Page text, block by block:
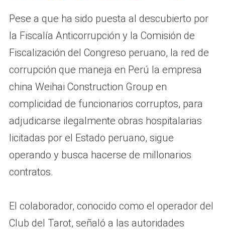
Pese a que ha sido puesta al descubierto por
la Fiscalía Anticorrupción y la Comisión de
Fiscalización del Congreso peruano, la red de
corrupción que maneja en Perú la empresa
china Weihai Construction Group en
complicidad de funcionarios corruptos, para
adjudicarse ilegalmente obras hospitalarias
licitadas por el Estado peruano, sigue
operando y busca hacerse de millonarios
contratos.
El colaborador, conocido como el operador del
Club del Tarot, señaló a las autoridades